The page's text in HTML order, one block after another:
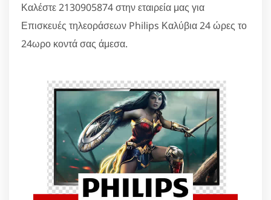
Καλέστε 2130905874 στην εταιρεία μας για
Επισκευές τηλεοράσεων Philips Καλύβια 24 ώρες το
24ωρο κοντά σας άμεσα.